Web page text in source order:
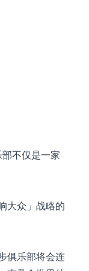
不仅是一家
大众」战略的
俱乐部将会连